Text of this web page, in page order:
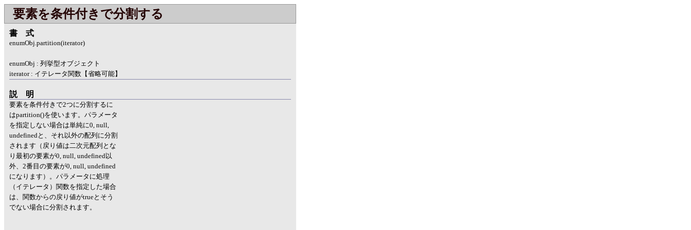
要素を条件付きで分割する
書式
enumObj.partition(iterator)
enumObj : 列挙型オブジェクト
iterator : イテレータ関数【省略可能】
説明
要素を条件付きで2つに分割するに
はpartition()を使います。パラメータ
を指定しない場合は単純に0, null,
undefinedと、それ以外の配列に分割
されます（戻り値は二次元配列とな
り最初の要素が0, null, undefined以
外、2番目の要素が0, null, undefined
になります）。パラメータに処理
（イテレータ）関数を指定した場合
は、関数からの戻り値がtrueとそう
でない場合に分割されます。